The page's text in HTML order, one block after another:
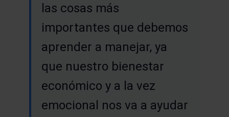
las cosas más
importantes que debemos
aprender a manejar, ya
que nuestro bienestar
económico y a la vez
emocional nos va a ayudar